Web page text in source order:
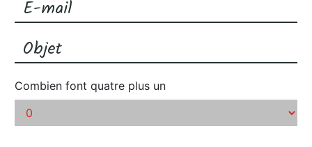
Combien font quatre plus un